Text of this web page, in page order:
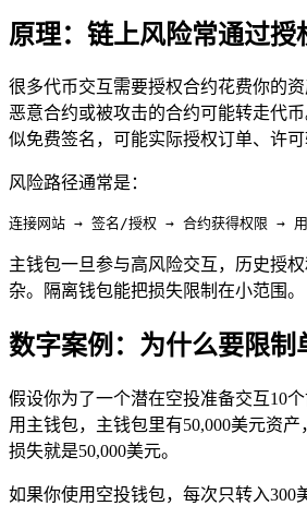
原理：链上风险常通过授
很多代币交互需要授权合约花费你的资
恶意合约或被攻击的合约可能转走代
似免费签名，可能实际授权订单、许可
风险路径通常是：
连接网站 → 签名/授权 → 合约获得权限 →
主钱包一旦参与高风险交互，历史授
杂。隔离钱包能把损失限制在小范围。
数字案例：为什么要限制
假设你为了一个潜在空投准备交互10
用主钱包，主钱包里有50,000美元资
损失就是50,000美元。
如果你使用空投钱包，每次只转入300